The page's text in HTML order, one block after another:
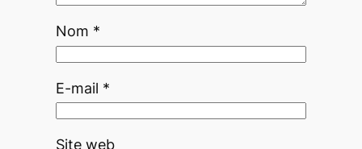
Nom *
E-mail *
Site web